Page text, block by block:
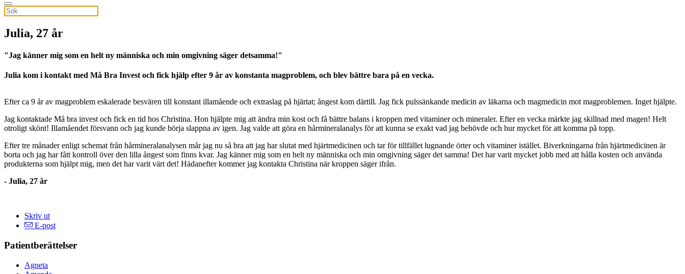
Julia, 27 år
"Jag känner mig som en helt ny människa och min omgivning säger detsamma!"
Julia kom i kontakt med Må Bra Invest och fick hjälp efter 9 år av konstanta magproblem, och blev bättre bara på en vecka.
Efter ca 9 år av magproblem eskalerade besvären till konstant illamående och extraslag på hjärtat; ångest kom därtill. Jag fick pulssänkande medicin av läkarna och magmedicin mot magproblemen. Inget hjälpte.
Jag kontaktade Må bra invest och fick en tid hos Christina. Hon hjälpte mig att ändra min kost och få bättre balans i kroppen med vitaminer och mineraler. Efter en vecka märkte jag skillnad med magen! Helt
otroligt skönt! Illamåendet försvann och jag kunde börja slappna av igen. Jag valde att göra en hårmineralanalys för att kunna se exakt vad jag behövde och hur mycket för att komma på topp.
Efter tre månader enligt schemat från hårmineralanalysen mår jag nu så bra att jag har slutat med hjärtmedicinen och tar för tillfället lugnande örter och vitaminer istället. Biverkningarna från hjärtmedicinen är
borta och jag har fått kontroll över den lilla ångest som finns kvar. Jag känner mig som en helt ny människa och min omgivning säger det samma! Det har varit mycket jobb med att hålla kosten och använda
produkterna som hjälpt mig, men det har varit värt det! Hädanefter kommer jag kontakta Christina när kroppen säger ifrån.
- Julia, 27 år
Skriv ut
E-post
Patientberättelser
Agneta